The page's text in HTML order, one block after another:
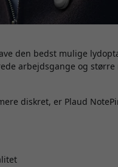
den bedst mulige
arbejdsgange og
diskret, er Plaud